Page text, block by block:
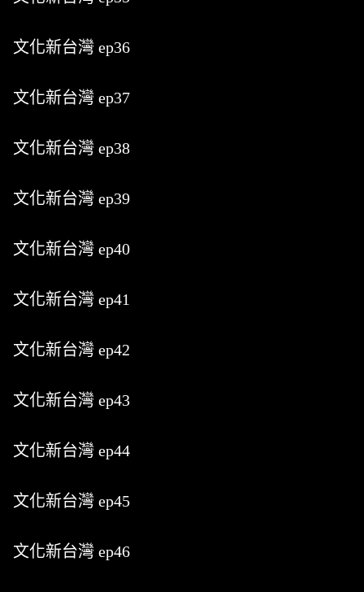
文化新台灣 ep36
文化新台灣 ep37
文化新台灣 ep38
文化新台灣 ep39
文化新台灣 ep40
文化新台灣 ep41
文化新台灣 ep42
文化新台灣 ep43
文化新台灣 ep44
文化新台灣 ep45
文化新台灣 ep46